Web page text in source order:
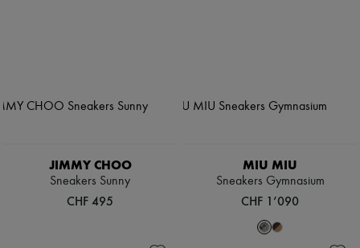
JIMMY CHOO
Sneakers Sunny
CHF 495
MIU MIU
Sneakers Gymnasium
CHF 1’090